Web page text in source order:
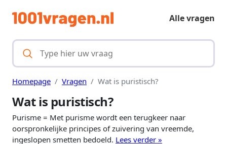
Alle vragen
Homepage Vragen Wat is puristisch?
Wat is puristisch?
Purisme = Met purisme wordt een terugkeer naar
oorspronkelijke principes of zuivering van vreemde,
ingeslopen smetten bedoeld. Lees verder »